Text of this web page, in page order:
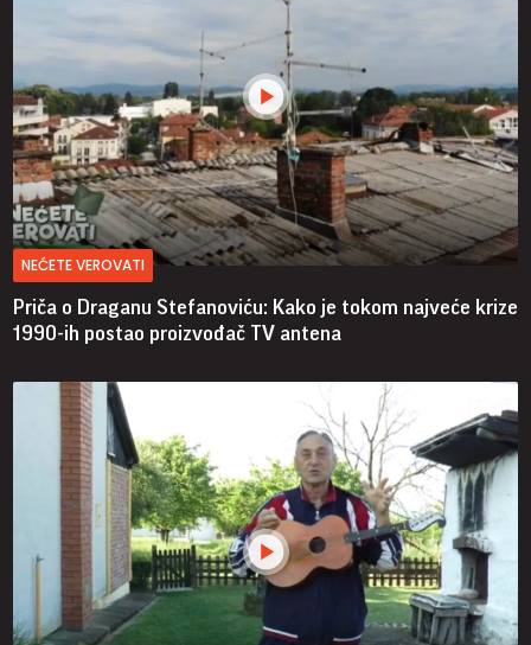
NEĆETE VEROVATI
Priča o Draganu Stefanoviću: Kako je tokom najveće krize
1990-ih postao proizvođač TV antena